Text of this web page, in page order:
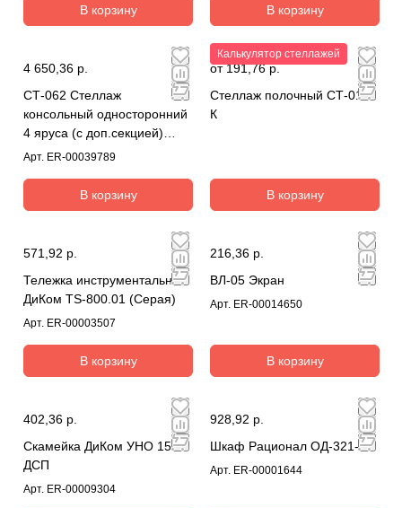
В корзину В корзину
4 650,36 р.
СТ-062 Стеллаж
консольный односторонний
4 яруса (с доп.секцией)
комплект
Арт. ER-00039789
В корзину
Калькулятор стеллажей
от 191,76 р.
Стеллаж полочный СТ-010
К
В корзину
571,92 р.
Тележка инструментальная
ДиКом TS-800.01 (Серая)
Арт. ER-00003507
В корзину
216,36 р.
ВЛ-05 Экран
Арт. ER-00014650
В корзину
402,36 р.
Скамейка ДиКом УНО 1500
ДСП
Арт. ER-00009304
928,92 р.
Шкаф Рационал ОД-321-К
Арт. ER-00001644